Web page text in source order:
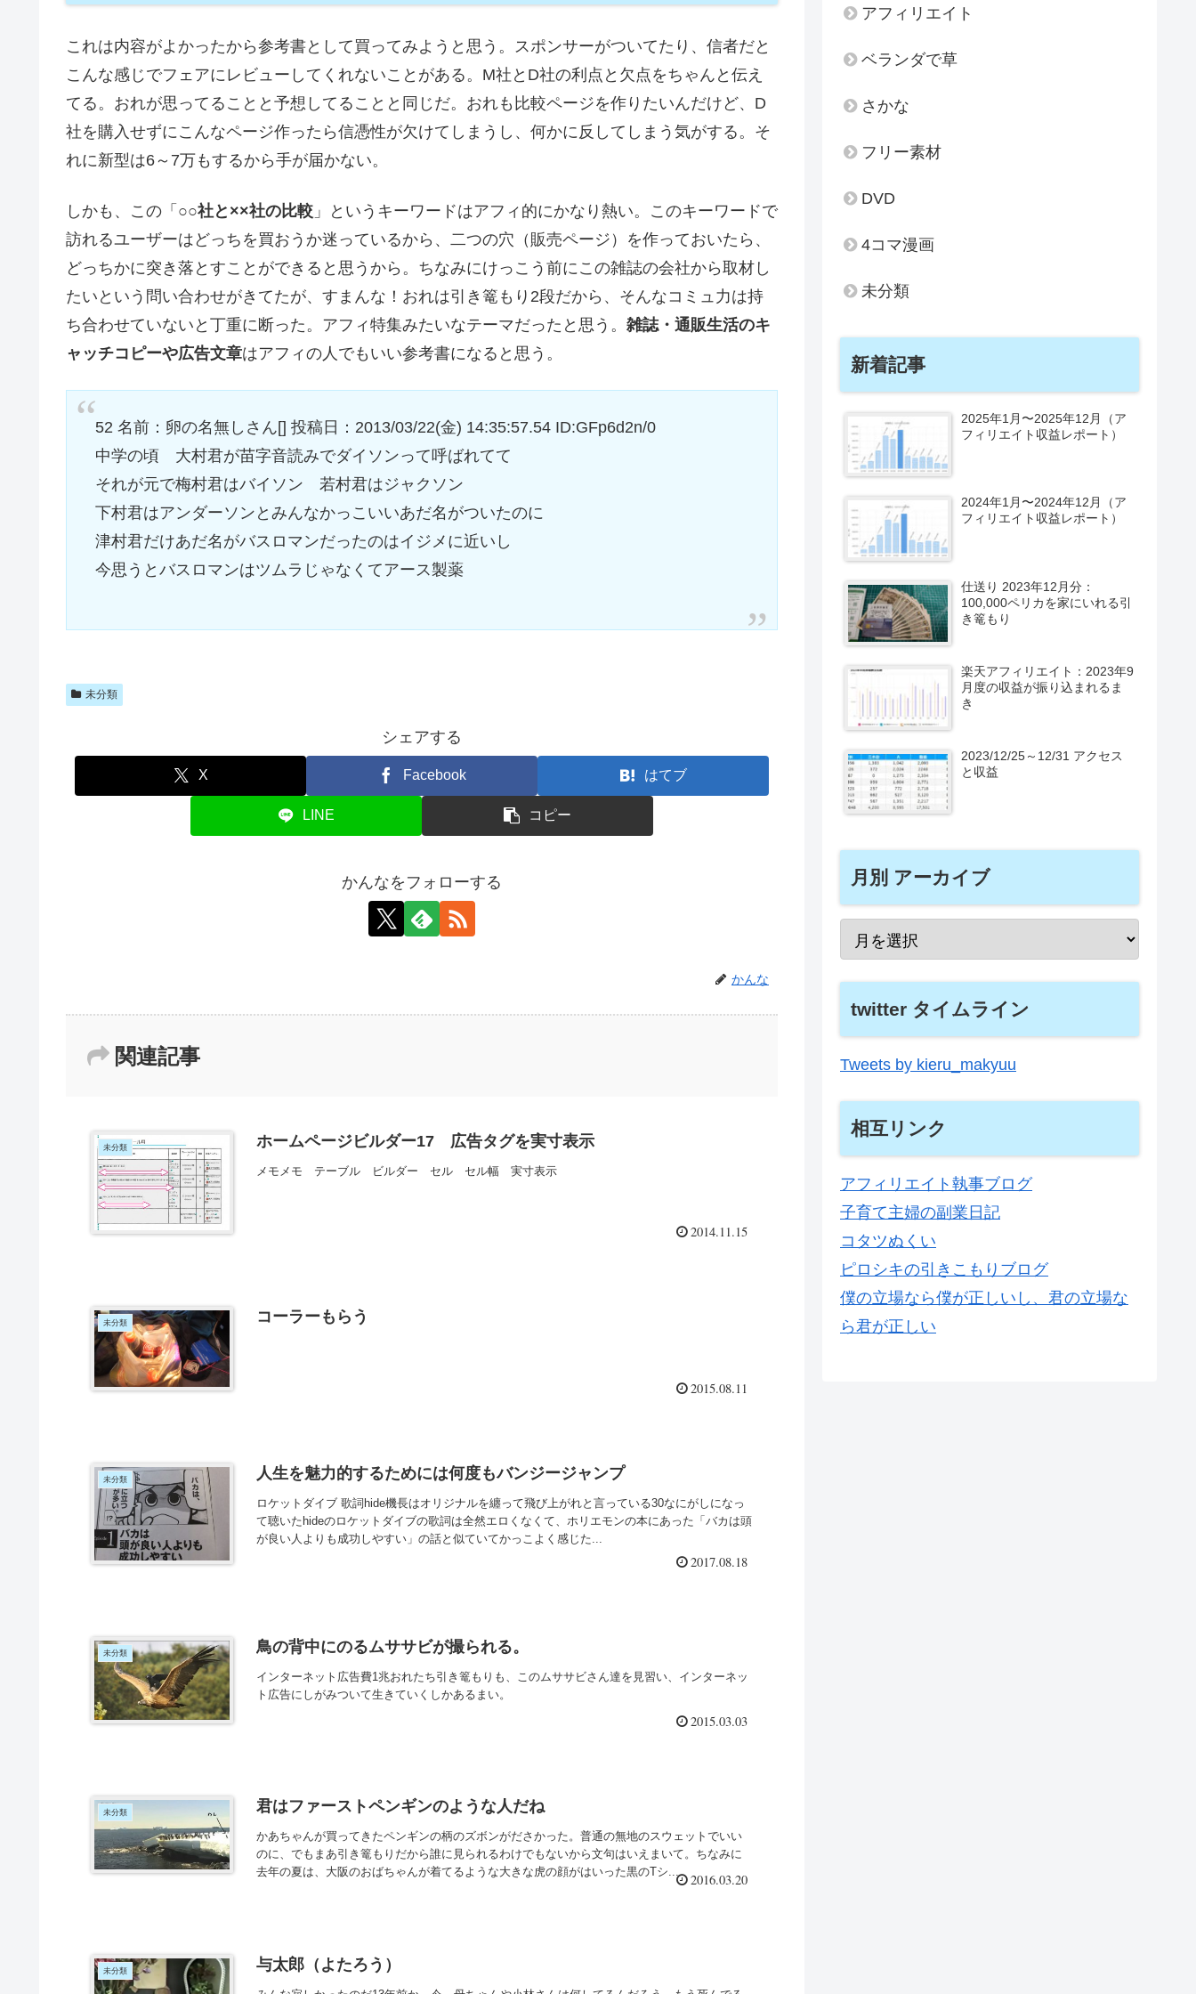
これは内容がよかったから参考書として買ってみようと思う。スポンサーがついてたり、信者だと
こんな感じでフェアにレビューしてくれないことがある。M社とD社の利点と欠点をちゃんと伝え
てる。おれが思ってることと予想してることと同じだ。おれも比較ページを作りたいんだけど、D
社を購入せずにこんなページ作ったら信憑性が欠けてしまうし、何かに反してしまう気がする。そ
れに新型は6～7万もするから手が届かない。
しかも、この「 ○○社と××社の比較 」というキーワードはアフィ的にかなり熱い。このキーワードで
訪れるユーザーはどっちを買おうか迷っているから、二つの穴（販売ページ）を作っておいたら、
どっちかに突き落とすことができると思うから。ちなみにけっこう前にこの雑誌の会社から取材し
たいという問い合わせがきてたが、すまんな！おれは引き篭もり2段だから、そんなコミュ力は持
ち合わせていないと丁重に断った。アフィ特集みたいなテーマだったと思う。 雑誌・通販生活のキ
ャッチコピーや広告文章はアフィの人でもいい参考書になると思う。
52 名前：卵の名無しさん[] 投稿日：2013/03/22(金) 14:35:57.54 ID:GFp6d2n/0
中学の頃 大村君が苗字音読みでダイソンって呼ばれてて
それが元で梅村君はバイソン 若村君はジャクソン
下村君はアンダーソンとみんなかっこいいあだ名がついたのに
津村君だけあだ名がバスロマンだったのはイジメに近いし
今思うとバスロマンはツムラじゃなくてアース製薬
未分類
シェアする
X Facebook はてブ
LINE コピー
かんなをフォローする
かんな
関連記事
未分類 ホームページビルダー17 広告タグを実寸表示
メモメモ テーブル ビルダー セル セル幅 実寸表示
2014.11.15
未分類 コーラーもらう
2015.08.11
未分類 人生を魅力的するためには何度もバンジージャンプ
ロケットダイブ 歌詞hide機長はオリジナルを纏って飛び上がれと言っている30なにがしになっ
て聴いたhideのロケットダイブの歌詞は全然エロくなくて、ホリエモンの本にあった「バカは頭
が良い人よりも成功しやすい」の話と似ていてかっこよく感じた...
2017.08.18
未分類 鳥の背中にのるムササビが撮られる。
インターネット広告費1兆おれたち引き篭もりも、このムササビさん達を見習い、インターネッ
ト広告にしがみついて生きていくしかあるまい。
2015.03.03
未分類 君はファーストペンギンのような人だね
かあちゃんが買ってきたペンギンの柄のズボンがださかった。普通の無地のスウェットでいい
のに、でもまあ引き篭もりだから誰に見られるわけでもないから文句はいえまいて。ちなみに
去年の夏は、大阪のおばちゃんが着てるような大きな虎の顔がはいった黒のTシ...
2016.03.20
未分類 与太郎（よたろう）
アフィリエイト
ベランダで草
さかな
フリー素材
DVD
4コマ漫画
未分類
新着記事
2025年1月〜2025年12月（ア
フィリエイト収益レポート）
2024年1月〜2024年12月（ア
フィリエイト収益レポート）
仕送り 2023年12月分：
100,000ペリカを家にいれる引
き篭もり
楽天アフィリエイト：2023年9
月度の収益が振り込まれるま
き
2023/12/25～12/31 アクセス
と収益
月別 アーカイブ
twitter タイムライン
Tweets by kieru_makyuu
相互リンク
アフィリエイト執事ブログ
子育て主婦の副業日記
コタツぬくい
ピロシキの引きこもりブログ
僕の立場なら僕が正しいし、君の立場な
ら君が正しい